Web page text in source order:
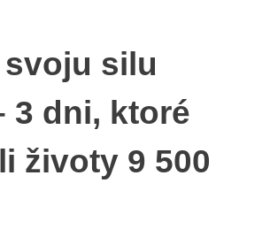
silu
3 dni, ktoré
životy 9 500